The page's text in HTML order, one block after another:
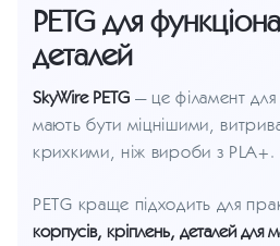
PETG для
деталей
SkyWire PETG — це філамент для
мають бути міцнішими,
крихкими, ніж вироби з PLA+.
PETG краще підходить для
корпусів, кріплень, деталей для